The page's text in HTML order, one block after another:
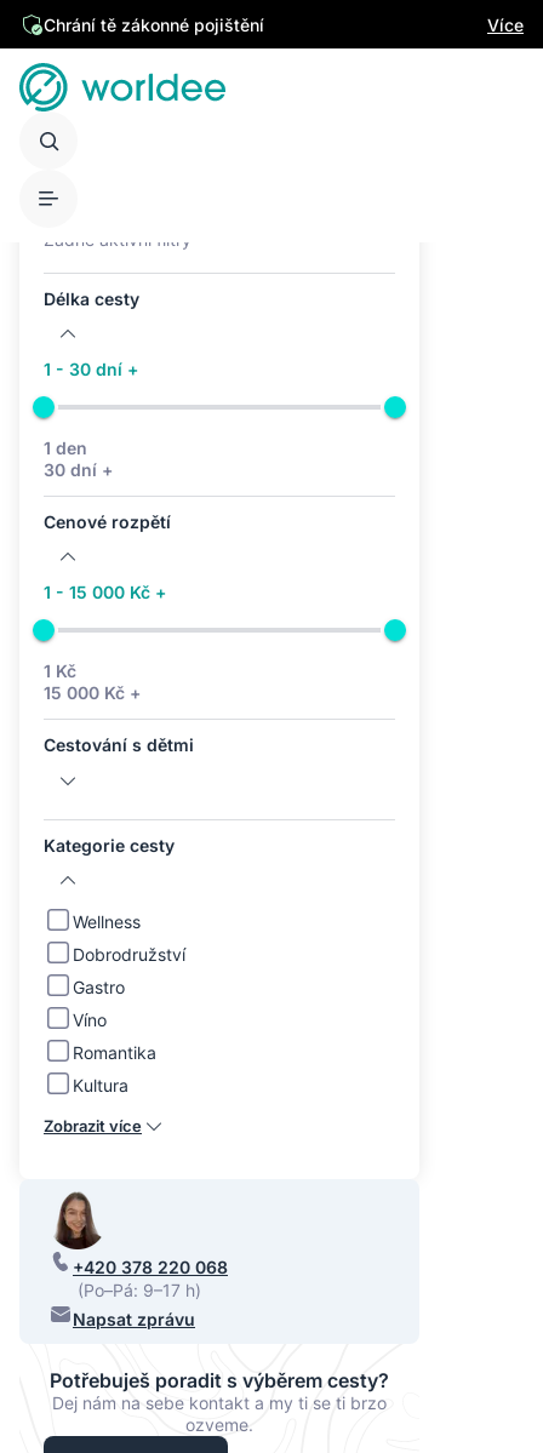
Chrání tě zákonné pojištění Více
Žádné aktivní filtry
Délka cesty
1 - 30 dní +
1 den
30 dní +
Cenové rozpětí
1 - 15 000 Kč +
1 Kč
15 000 Kč +
Cestování s dětmi
Kategorie cesty
Wellness
Dobrodružství
Gastro
Víno
Romantika
Kultura
Zobrazit více
+420 378 220 068
(Po–Pá: 9–17 h)
Napsat zprávu
Potřebuješ poradit s výběrem cesty?
Dej nám na sebe kontakt a my ti se ti brzo
ozveme.